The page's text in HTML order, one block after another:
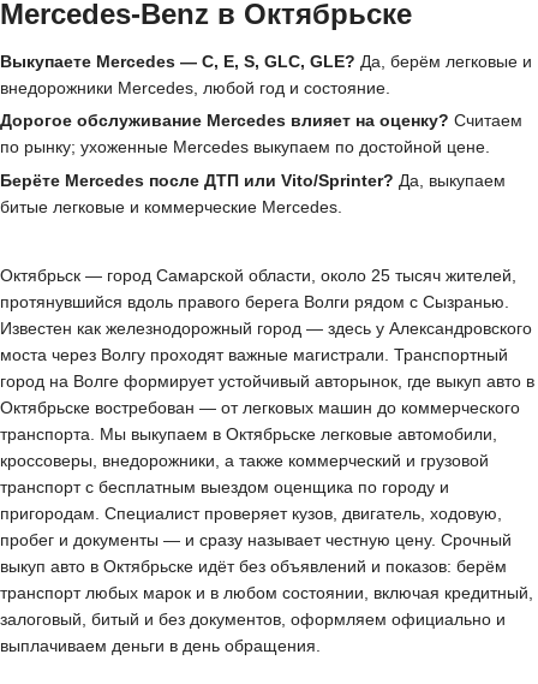
Mercedes-Benz в Октябрьске
Выкупаете Mercedes — C, E, S, GLC, GLE? Да, берём легковые и
внедорожники Mercedes, любой год и состояние.
Дорогое обслуживание Mercedes влияет на оценку? Считаем
по рынку; ухоженные Mercedes выкупаем по достойной цене.
Берёте Mercedes после ДТП или Vito/Sprinter? Да, выкупаем
битые легковые и коммерческие Mercedes.
Октябрьск — город Самарской области, около 25 тысяч жителей,
протянувшийся вдоль правого берега Волги рядом с Сызранью.
Известен как железнодорожный город — здесь у Александровского
моста через Волгу проходят важные магистрали. Транспортный
город на Волге формирует устойчивый авторынок, где выкуп авто в
Октябрьске востребован — от легковых машин до коммерческого
транспорта. Мы выкупаем в Октябрьске легковые автомобили,
кроссоверы, внедорожники, а также коммерческий и грузовой
транспорт с бесплатным выездом оценщика по городу и
пригородам. Специалист проверяет кузов, двигатель, ходовую,
пробег и документы — и сразу называет честную цену. Срочный
выкуп авто в Октябрьске идёт без объявлений и показов: берём
транспорт любых марок и в любом состоянии, включая кредитный,
залоговый, битый и без документов, оформляем официально и
выплачиваем деньги в день обращения.